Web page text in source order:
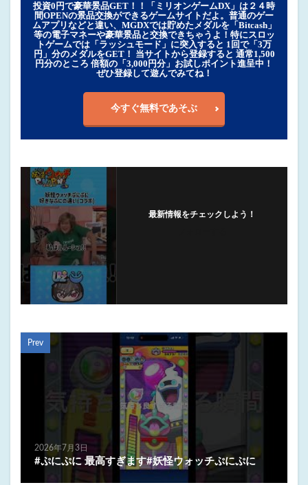
投資0円で豪華景品GET！！「ミリオンゲームDX」は２４時
間OPENの景品交換ができるゲームサイトだよ。普通のゲー
ムアプリなどと違い、MGDXでは貯めたメダルを「Bitcash」
等の電子マネーや豪華景品と交換できちゃうよ！特にスロッ
トゲームでは「ラッシュモード」に突入すると 1回で「3万
円」分のメダルをGET！ 当サイトから登録すると 通常1,500
円分のところ 倍額の「3,000円分」お試しポイント進呈中！
ぜひ登録して遊んでみてね！
今すぐ無料であそぶ
最新情報をチェックしよう！
Prev
2026年7月3日
#ぷにぷに 最高すぎます#妖怪ウォッチぷにぷに